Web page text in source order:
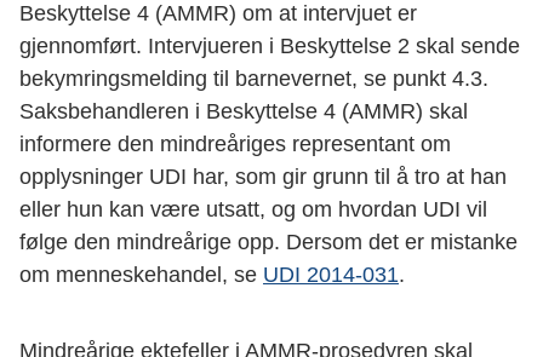
Beskyttelse 4 (AMMR) om at intervjuet er
gjennomført. Intervjueren i Beskyttelse 2 skal sende
bekymringsmelding til barnevernet, se punkt 4.3.
Saksbehandleren i Beskyttelse 4 (AMMR) skal
informere den mindreåriges representant om
opplysninger UDI har, som gir grunn til å tro at han
eller hun kan være utsatt, og om hvordan UDI vil
følge den mindreårige opp. Dersom det er mistanke
om menneskehandel, se UDI 2014-031.
Mindreårige ektefeller i AMMR-prosedyren skal